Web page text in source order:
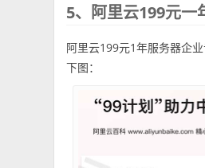
5、阿里云199元一
阿里云199元1年服务器企
下图：